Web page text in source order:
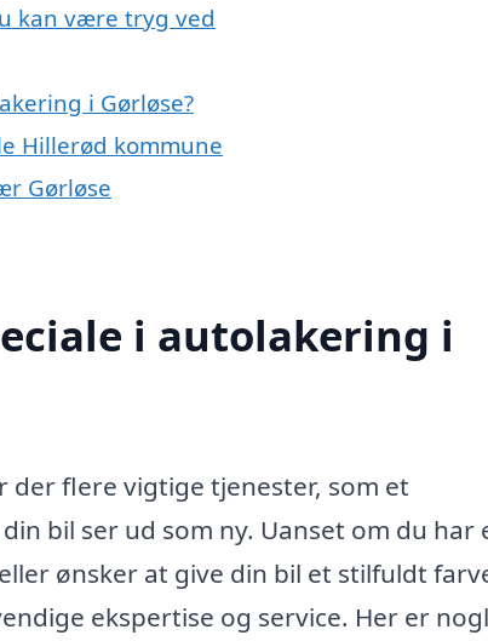
kan være tryg ved
i Gørløse?
Hillerød kommune
Gørløse
i autolakering i
der flere vigtige tjenester, som et
bil ser ud som ny. Uanset om du har
ønsker at give din bil et stilfuldt
ekspertise og service. Her er